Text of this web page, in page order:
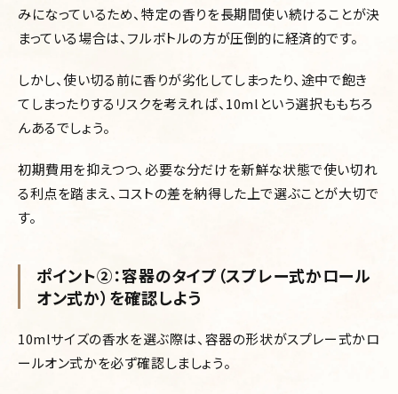
みになっているため、特定の香りを長期間使い続けることが決
まっている場合は、フルボトルの方が圧倒的に経済的です。
しかし、使い切る前に香りが劣化してしまったり、途中で飽き
てしまったりするリスクを考えれば、10mlという選択ももちろ
んあるでしょう。
初期費用を抑えつつ、必要な分だけを新鮮な状態で使い切れ
る利点を踏まえ、コストの差を納得した上で選ぶことが大切で
す。
ポイント②：容器のタイプ（スプレー式かロール
オン式か）を確認しよう
10mlサイズの香水を選ぶ際は、容器の形状がスプレー式かロ
ールオン式かを必ず確認しましょう。